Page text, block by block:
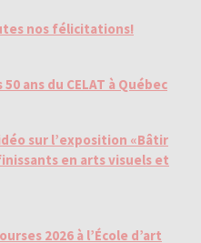
nos félicitations!
ans du CELAT à Québec
sur l’exposition «Bâtir
en arts visuels et
2026 à l’École d’art